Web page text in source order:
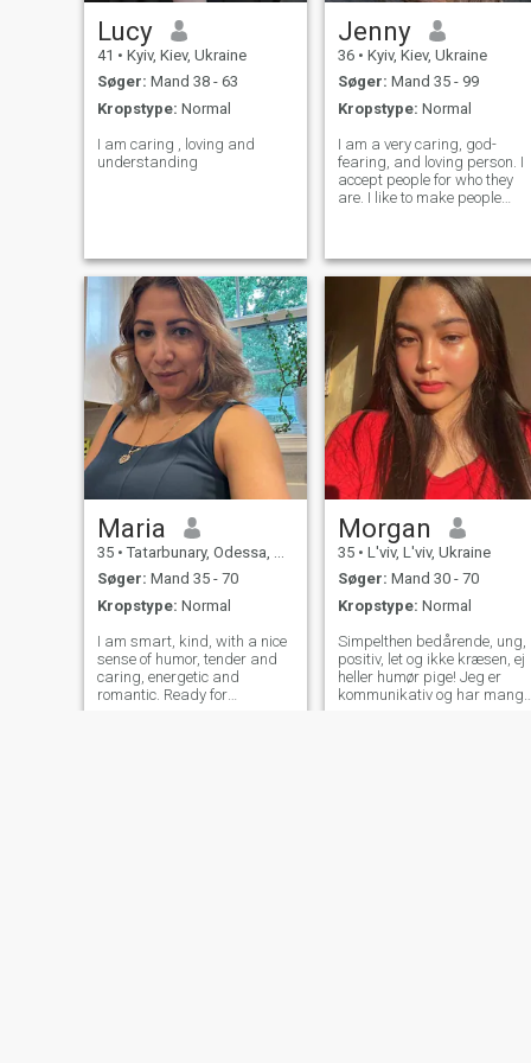
Lucy
41 • Kyiv, Kiev, Ukraine
Søger: Mand 38 - 63
Kropstype: Normal
I am caring , loving and
understanding
Jenny
36 • Kyiv, Kiev, Ukraine
Søger: Mand 35 - 99
Kropstype: Normal
I am a very caring, god-
fearing, and loving person. I
accept people for who they
are. I like to make people
Maria
35 • Tatarbunary, Odessa, Ukraine
Søger: Mand 35 - 70
Kropstype: Normal
I am smart, kind, with a nice
sense of humor, tender and
caring, energetic and
romantic. Ready for
Morgan
35 • L'viv, L'viv, Ukraine
Søger: Mand 30 - 70
Kropstype: Normal
Simpelthen bedårende, ung,
positiv, let og ikke kræsen, ej
heller humør pige! Jeg er
kommunikativ og har mange